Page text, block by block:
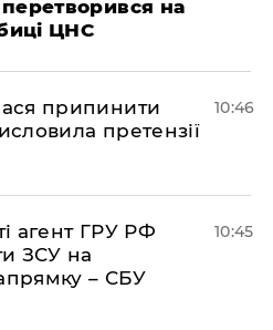
перетворився на
ЦНС
припинити
претензії
10:46
агент ГРУ РФ
ЗСУ на
– СБУ
10:45